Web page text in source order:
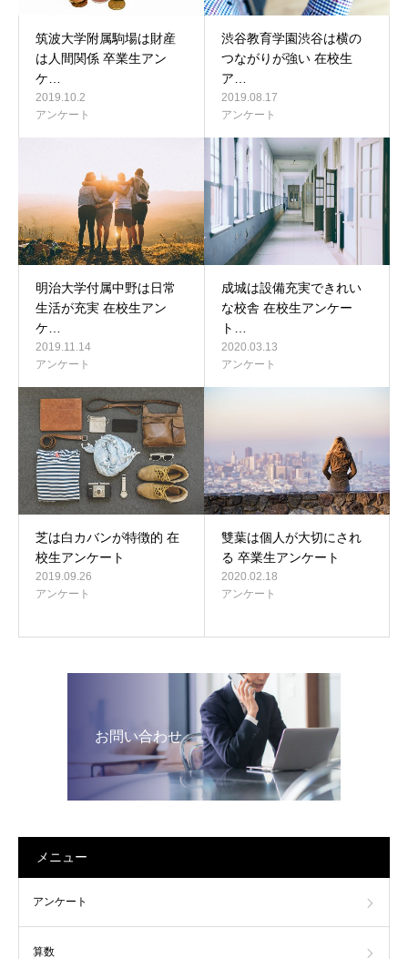
筑波大学附属駒場は財産
は人間関係 卒業生アン
ケ…
2019.10.2
アンケート
渋谷教育学園渋谷は横の
つながりが強い 在校生
ア…
2019.08.17
アンケート
明治大学付属中野は日常
生活が充実 在校生アン
ケ…
2019.11.14
アンケート
成城は設備充実できれい
な校舎 在校生アンケー
ト…
2020.03.13
アンケート
芝は白カバンが特徴的 在
校生アンケート
2019.09.26
アンケート
雙葉は個人が大切にされ
る 卒業生アンケート
2020.02.18
アンケート
お問い合わせ
メニュー
アンケート
算数